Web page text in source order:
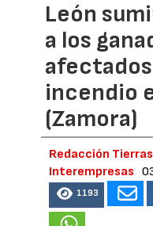
León
a los
incendio
(Zamora)
Redacción
Interempresas
1193